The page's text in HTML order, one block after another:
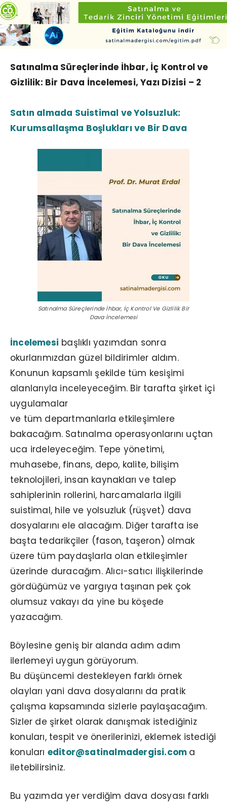
Satınalma Süreçlerinde İhbar, İç Kontrol ve
Gizlilik: Bir Dava İncelemesi, Yazı Dizisi – 2
Satın almada Suistimal ve Yolsuzluk:
Kurumsallaşma Boşlukları ve Bir Dava
Satınalma Süreçlerinde İhbar, İç Kontrol Ve Gizlilik Bir
Dava İncelemesi
İncelemesi başlıklı yazımdan sonra
okurlarımızdan güzel bildirimler aldım.
Konunun kapsamlı şekilde tüm kesişimi
alanlarıyla inceleyeceğim. Bir tarafta şirket içi
uygulamalar
ve tüm departmanlarla etkileşimlere
bakacağım. Satınalma operasyonlarını uçtan
uca irdeleyeceğim. Tepe yönetimi,
muhasebe, finans, depo, kalite, bilişim
teknolojileri, insan kaynakları ve talep
sahiplerinin rollerini, harcamalarla ilgili
suistimal, hile ve yolsuzluk (rüşvet) dava
dosyalarını ele alacağım. Diğer tarafta ise
başta tedarikçiler (fason, taşeron) olmak
üzere tüm paydaşlarla olan etkileşimler
üzerinde duracağım. Alıcı-satıcı ilişkilerinde
gördüğümüz ve yargıya taşınan pek çok
olumsuz vakayı da yine bu köşede
yazacağım.
Böylesine geniş bir alanda adım adım
ilerlemeyi uygun görüyorum.
Bu düşüncemi destekleyen farklı örnek
olayları yani dava dosyalarını da pratik
çalışma kapsamında sizlerle paylaşacağım.
Sizler de şirket olarak danışmak istediğiniz
konuları, tespit ve önerilerinizi, eklemek istediği
konuları editor@satinalmadergisi.com a
iletebilirsiniz.
Bu yazımda yer verdiğim dava dosyası farklı